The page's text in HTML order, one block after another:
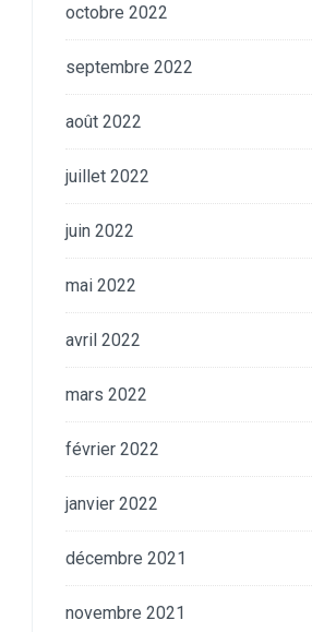
octobre 2022
septembre 2022
août 2022
juillet 2022
juin 2022
mai 2022
avril 2022
mars 2022
février 2022
janvier 2022
décembre 2021
novembre 2021